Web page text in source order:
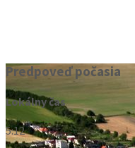
Predpoveď počasia
Lokálny čas
5:12